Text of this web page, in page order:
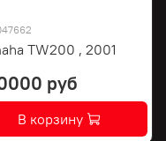
TW200 , 2001
руб
В корзину